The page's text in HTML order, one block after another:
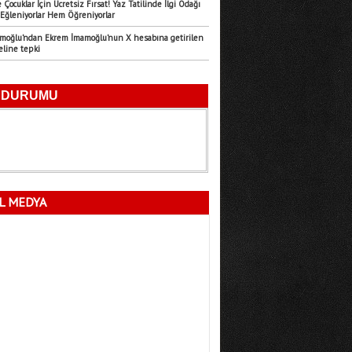
Emre Türk
11.07.2026
Mersin’in Sessiz Felaketi
Fatma Lalecan
11.09.2025
Çocuklar İçin Ücretsiz Fırsat! Yaz Tatilinde İlgi Odağı
Hem Öğreniyorlar
Ekrem İmamoğlu’nun X hesabına getirilen
tepki
MEDYA